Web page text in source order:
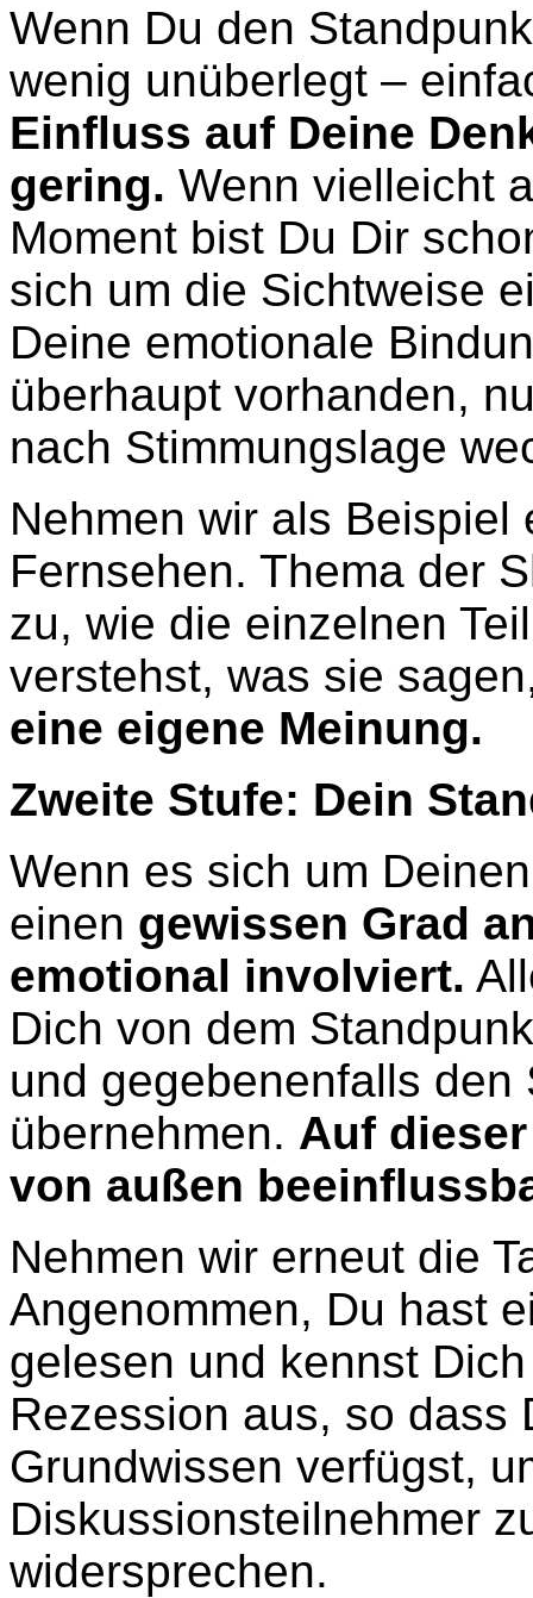
Wenn Du den
wenig unüberlegt –
Einfluss auf Deine
gering. Wenn vielleicht
Moment bist Du Dir
sich um die Sichtweise
Deine emotionale
überhaupt vorhanden,
nach Stimmungslage
Nehmen wir als Beispiel
Fernsehen. Thema der
zu, wie die einzelnen
verstehst, was sie
eine eigene Meinung.
Zweite Stufe: Dein
Wenn es sich um
einen gewissen Grad
emotional involviert.
Dich von dem
und gegebenenfalls
übernehmen. Auf
von außen
Nehmen wir erneut die
Angenommen, Du hast
gelesen und kennst
Rezession aus, so dass
Grundwissen verfügst,
Diskussionsteilnehmer
widersprechen.